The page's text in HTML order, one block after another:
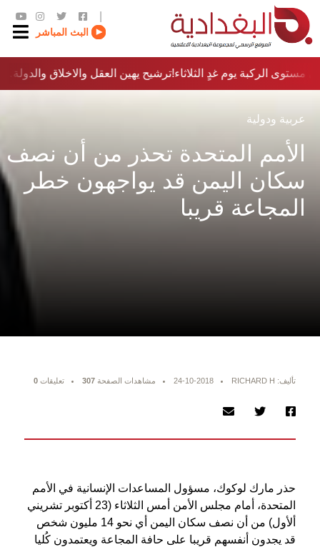
البث المباشر
ترشيح يهين العقل والاخلاق والدولة…؟!مستوى الركبة يوم غدٍ الثلاثاء
عربية ودولية
الأمم المتحدة تحذر من أن نصف
سكان اليمن قد يواجهون خطر
المجاعة قريبا
تأليف: RICHARD H 24-10-2018 مشاهدات الصفحة 307 تعليقات 0
حذر مارك لوكوك، مسؤول المساعدات الإنسانية في الأمم
المتحدة، أمام مجلس الأمن أمس الثلاثاء (23 أكتوبر تشريني
ألأول) من أن نصف سكان اليمن أي نحو 14 مليون شخص
قد يجدون أنفسهم قريبا على حافة المجاعة ويعتمدون كُليا